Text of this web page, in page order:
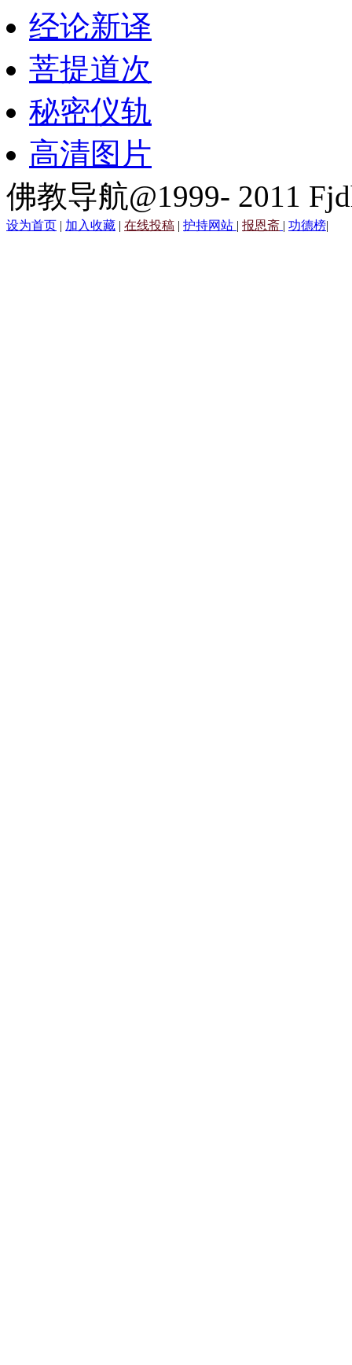
经论新译
菩提道次
秘密仪轨
高清图片
佛教导航@1999- 2011
设为首页 | 加入收藏 | 在线投稿 | 护持网站 | 报恩斋 | 功德榜|